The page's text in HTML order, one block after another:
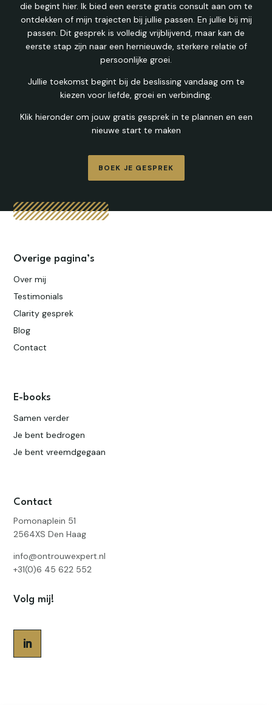
die begint hier. Ik bied een eerste gratis consult aan om te
ontdekken of mijn trajecten bij jullie passen. En jullie bij mij
passen. Dit gesprek is volledig vrijblijvend, maar kan de
eerste stap zijn naar een hernieuwde, sterkere relatie of
persoonlijke groei.
Jullie toekomst begint bij de beslissing vandaag om te
kiezen voor liefde, groei en verbinding.
Klik hieronder om jouw gratis gesprek in te plannen en een
nieuwe start te maken
BOEK JE GESPREK
Overige pagina’s
Over mij
Testimonials
Clarity gesprek
Blog
Contact
E-books
Samen verder
Je bent bedrogen
Je bent vreemdgegaan
Contact
Pomonaplein 51
2564XS Den Haag
info@ontrouwexpert.nl
+31(0)6 45 622 552
Volg mij!